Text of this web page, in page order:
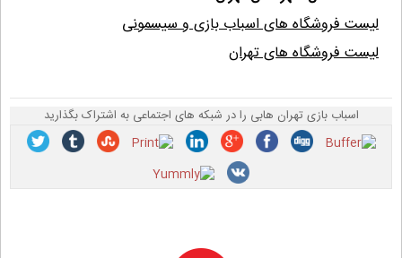
لیست فروشگاه های اسباب بازی و سیسمونی
لیست فروشگاه های تهران
اسباب بازی تهران هابی را در شبکه های اجتماعی به اشتراک بگذارید